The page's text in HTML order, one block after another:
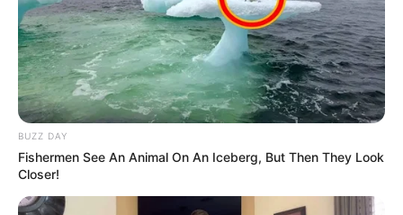
Die schönsten Ausflugsziele und
Sehenswürdigkeiten in Niedersachsen:
BUZZ DAY
Fishermen See An Animal On An Iceberg, But Then They Look
Closer!